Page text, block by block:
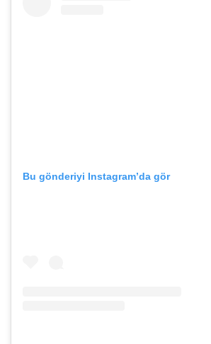
Bu gönderiyi Instagram’da gör